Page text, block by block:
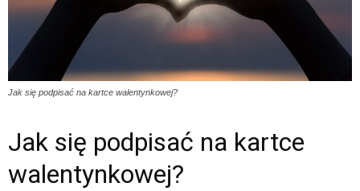
Jak się podpisać na kartce walentynkowej?
Jak się podpisać na kartce
walentynkowej?